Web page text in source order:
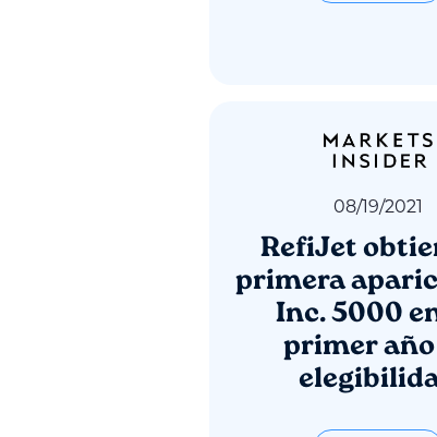
08/ 19/2021
RefiJet
primera
Inc. 5000
primer año